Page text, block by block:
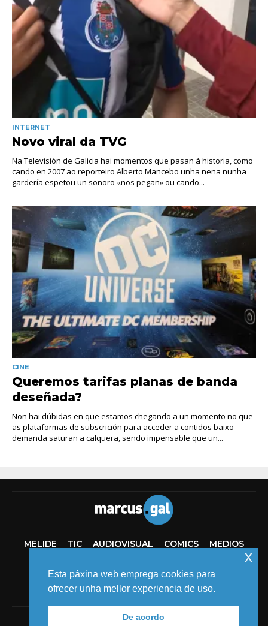
INTERNET
Novo viral da TVG
Na Televisión de Galicia hai momentos que pasan á historia, como
cando en 2007 ao reporteiro Alberto Mancebo unha nena nunha
gardería espetou un sonoro «nos pegan» ou cando...
CINE
Queremos tarifas planas de banda
deseñada?
Non hai dúbidas en que estamos chegando a un momento no que
as plataformas de subscrición para acceder a contidos baixo
demanda saturan a calquera, sendo impensable que un...
MELIDE TIC AUDIOVISUAL COMICS
MEDIOS
Esta páxina web emprega cookies para
ofrecer unha mellor experiencia de uso.
De acordo
x